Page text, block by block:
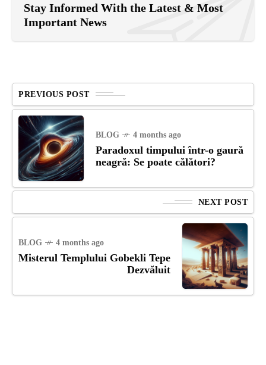
Stay Informed With the Latest & Most
Important News
PREVIOUS POST
BLOG 4 months ago
Paradoxul timpului într-o gaură
neagră: Se poate călători?
NEXT POST
BLOG 4 months ago
Misterul Templului Gobekli Tepe
Dezvăluit